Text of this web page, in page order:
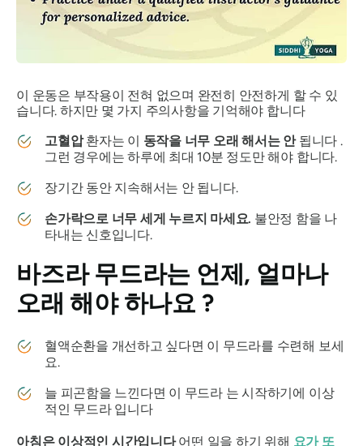
이 운동은 부작용이 전혀 없으며 완전히 안전하게 할 수 있
습니다. 하지만 몇 가지 주의사항을 기억해야 합니다
고혈압환자는 이 동작을 너무 오래 해서는 안됩니다 .
그런 경우에는 하루에 최대 10분 정도만 해야 합니다.
장기간 동안 지속해서는 안 됩니다.
손가락으로 너무 세게 누르지 마세요. 불안정 함을 나
타내는 신호입니다.
바즈라 무드라는 언제, 얼마나
오래 해야 하나요 ?
혈액순환을 개선하고 싶다면 이 무드라를 수련해 보세
요.
늘 피곤함을 느낀다면 이 무드라는 시작하기에 이상
적인 무드라입니다
아침은 이상적인 시간입니다어떤 일을 하기 위해 요가 또